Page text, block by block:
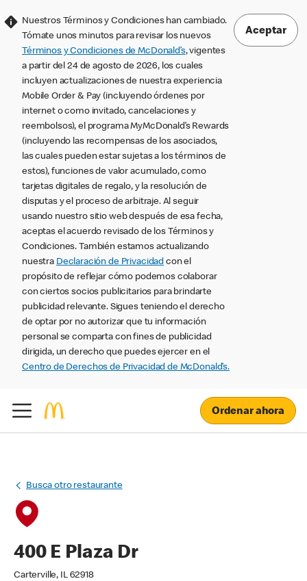
Nuestros Términos y Condiciones han cambiado.
Tómate unos minutos para revisar los nuevos
Términos y Condiciones de McDonald’s, vigentes
a partir del 24 de agosto de 2026, los cuales
incluyen actualizaciones de nuestra experiencia
Mobile Order & Pay (incluyendo órdenes por
internet o como invitado, cancelaciones y
reembolsos), el programa MyMcDonald’s Rewards
(incluyendo las recompensas de los asociados,
las cuales pueden estar sujetas a los términos de
estos), funciones de valor acumulado, como
tarjetas digitales de regalo, y la resolución de
disputas y el proceso de arbitraje. Al seguir
usando nuestro sitio web después de esa fecha,
aceptas el acuerdo revisado de los Términos y
Condiciones. También estamos actualizando
nuestra Declaración de Privacidad con el
propósito de reflejar cómo podemos colaborar
con ciertos socios publicitarios para brindarte
publicidad relevante. Sigues teniendo el derecho
de optar por no autorizar que tu información
personal se comparta con fines de publicidad
dirigida, un derecho que puedes ejercer en el
Centro de Derechos de Privacidad de McDonald’s.
Aceptar
Ordenar ahora
Busca otro restaurante
400 E Plaza Dr
Carterville, IL 62918